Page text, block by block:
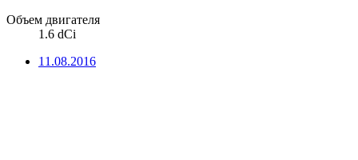
Объем двигателя
1.6 dCi
11.08.2016